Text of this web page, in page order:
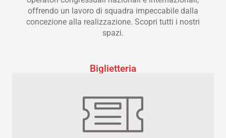
offrendo un lavoro di squadra impeccabile dalla
concezione alla realizzazione. Scopri tutti i nostri
spazi.
Biglietteria